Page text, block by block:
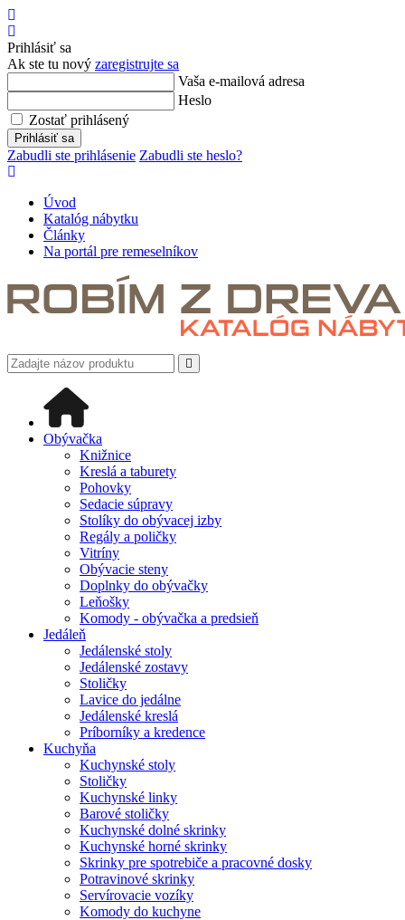
sa
Prihlásiť sa
Ak ste tu nový zaregistrujte sa
Vaša e-mailová adresa
Heslo
Zostať prihlásený
Prihlásiť sa
Zabudli ste prihlásenie Zabudli ste heslo?
Úvod
Katalóg nábytku
Články
Na portál pre remeselníkov
Obývačka
Knižnice
Kreslá a taburety
Pohovky
Sedacie súpravy
Stolíky do obývacej izby
Regály a poličky
Vitríny
Obývacie steny
Doplnky do obývačky
Leňošky
Komody - obývačka a predsieň
Jedáleň
Jedálenské stoly
Jedálenské zostavy
Stoličky
Lavice do jedálne
Jedálenské kreslá
Príborníky a kredence
Kuchyňa
Kuchynské stoly
Stoličky
Kuchynské linky
Barové stoličky
Kuchynské dolné skrinky
Kuchynské horné skrinky
Skrinky pre spotrebiče a pracovné dosky
Potravinové skrinky
Servírovacie vozíky
Komody do kuchyne